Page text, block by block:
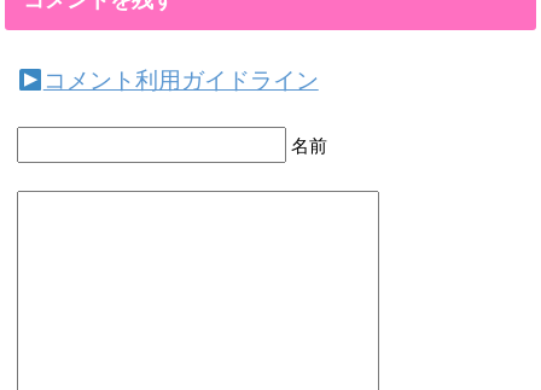
コメント利用ガイドライン
名前